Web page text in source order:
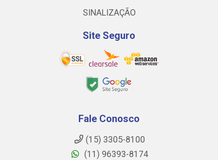
SINALIZAÇÃO
Site Seguro
Fale Conosco
(15) 3305-8100
(11) 96393-8174